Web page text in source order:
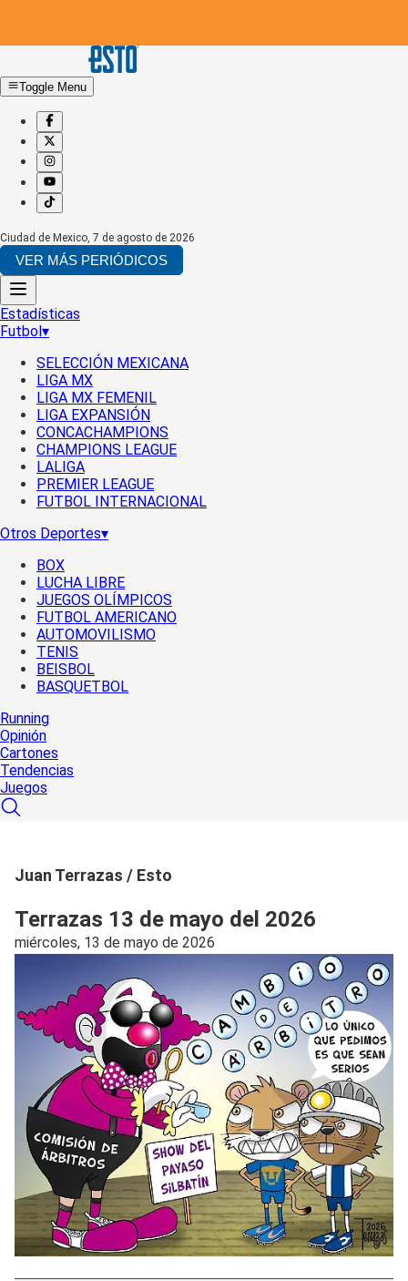
Toggle Menu
Ciudad de Mexico, 7 de agosto de 2026
VER MÁS PERIÓDICOS
Estadísticas
Futbol▾
SELECCIÓN MEXICANA
LIGA MX
LIGA MX FEMENIL
LIGA EXPANSIÓN
CONCACHAMPIONS
CHAMPIONS LEAGUE
LALIGA
PREMIER LEAGUE
FUTBOL INTERNACIONAL
Otros Deportes▾
BOX
LUCHA LIBRE
JUEGOS OLÍMPICOS
FUTBOL AMERICANO
AUTOMOVILISMO
TENIS
BEISBOL
BASQUETBOL
Running
Opinión
Cartones
Tendencias
Juegos
Juan Terrazas / Esto
Terrazas 13 de mayo del 2026
miércoles, 13 de mayo de 2026